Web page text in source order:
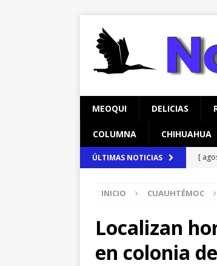
MEOQUI DELICIAS
COLUMNA CHIHUAHUA
ÚLTIMAS NOTICIAS [
[
INICIO CUAUHTÉMOC
Localizan
en colonia